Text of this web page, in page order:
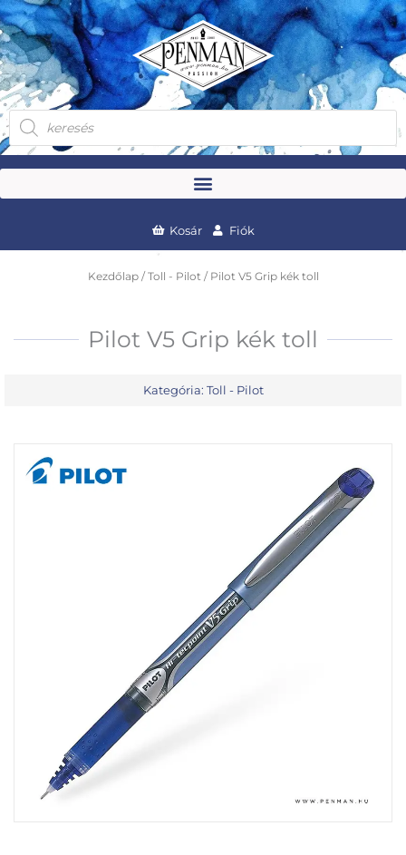
Skip
to
content
Products
search
Kosár Fiók
Kezdőlap/Toll - Pilot/ Pilot V5 Grip kék toll
Pilot V5 Grip kék toll
Kategória: Toll - Pilot